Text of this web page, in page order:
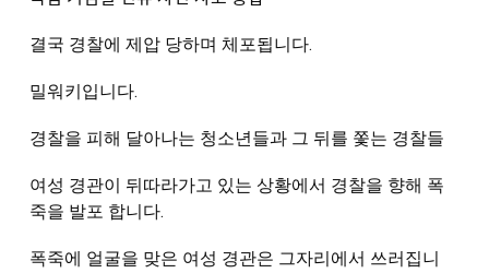
결국 경찰에 제압 당하며 체포됩니다.
밀워키입니다.
경찰을 피해 달아나는 청소년들과 그 뒤를 쫓는 경찰들
여성 경관이 뒤따라가고 있는 상황에서 경찰을 향해 폭
죽을 발포 합니다.
폭죽에 얼굴을 맞은 여성 경관은 그자리에서 쓰러집니